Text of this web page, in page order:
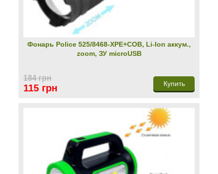
Фонарь Police 525/8468-XPE+COB, Li-Ion аккум.,
zoom, ЗУ microUSB
184 грн
115 грн Купить